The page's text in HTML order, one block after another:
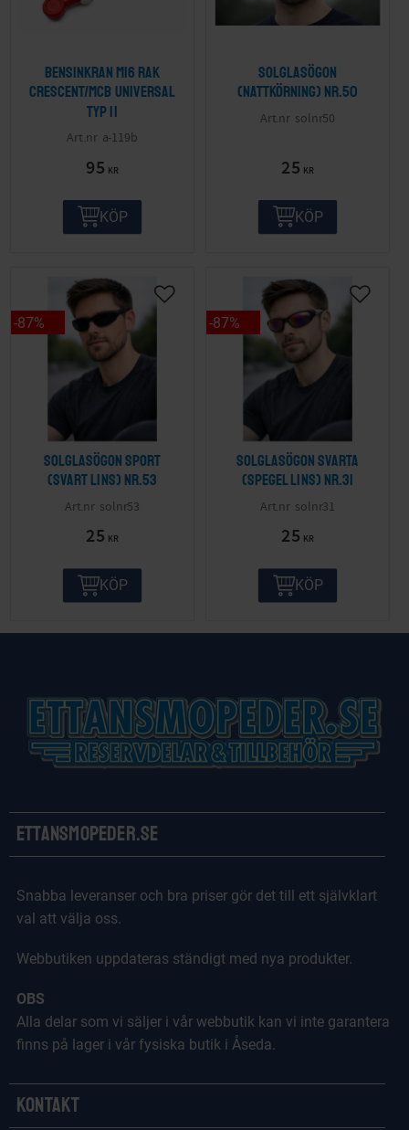
Bensinkran M16 Rak
Crescent/MCB Universal
Typ II
a-119b
95 KR
KÖP
Solglasögon
(nattkörning) nr.50
solnr50
25 KR
KÖP
Solglasögon sport
(svart lins) nr.53
solnr53
25 KR
87%
KÖP
Solglasögon svarta
(spegel lins) nr.31
solnr31
25 KR
87%
KÖP
Ettansmopeder.se
Snabba leveranser och bra priser gör det till ett självklart
val att välja oss.
Webbutiken uppdateras ständigt med nya produkter.
OBS
Alla delar som vi säljer i vår webbutik kan vi inte garantera
finns på lager i vår fysiska butik i Åseda.
Kontakt